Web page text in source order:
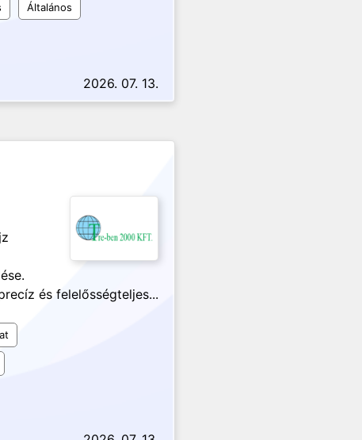
Általános
2026. 07. 13.
és felelősségteljes...